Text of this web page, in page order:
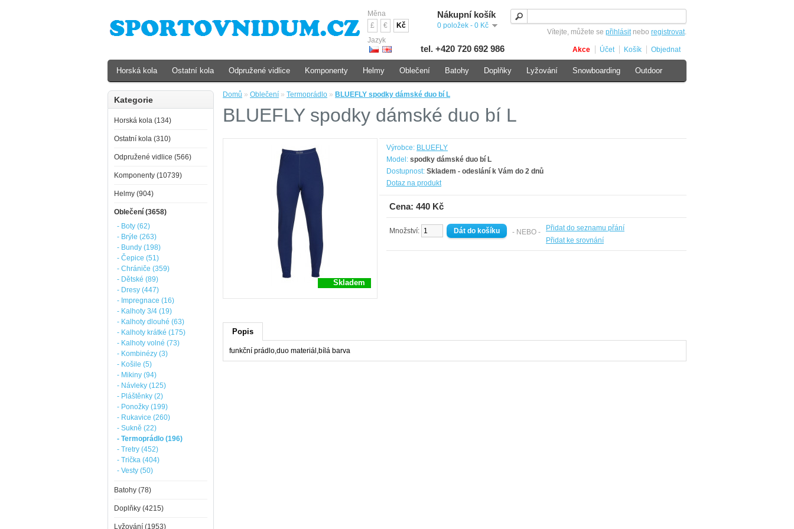
Jazyk
Měna
£
€ Kč
Nákupní košík
0 položek - 0 Kč
Vítejte, můžete se přihlásitnebo registrovat.
tel. +420 720 692 986 Akce Účet Košík Objednat
Domů » Oblečení » Termoprádlo » BLUEFLY spodky dámské duo bí L
BLUEFLY spodky dámské duo bí L
Skladem
Výrobce: BLUEFLY
Model: spodky dámské duo bí L
Dostupnost: Skladem - odeslání k Vám do 2 dnů
Dotaz na produkt
Cena: 440 Kč
Množství: - NEBO -
Přidat do seznamu přání
Přidat ke srovnání
Popis
funkční prádlo,duo materiál,bílá barva
Kategorie
Horská kola (134)
Ostatní kola (310)
Odpružené vidlice (566)
Komponenty (10739)
Helmy (904)
Oblečení (3658)
- Boty (62)
- Brýle (263)
- Bundy (198)
- Čepice (51)
- Chrániče (359)
- Dětské (89)
- Dresy (447)
- Impregnace (16)
- Kalhoty 3/4 (19)
- Kalhoty dlouhé (63)
- Kalhoty krátké (175)
- Kalhoty volné (73)
- Kombinézy (3)
- Košile (5)
- Mikiny (94)
- Návleky (125)
- Pláštěnky (2)
- Ponožky (199)
- Rukavice (260)
- Sukně (22)
- Termoprádlo (196)
- Tretry (452)
- Trička (404)
- Vesty (50)
Batohy (78)
Doplňky (4215)
Lyžování (1953)
Horská kola Ostatní kola Odpružené vidlice Komponenty Helmy Oblečení Batohy Doplňky Lyžování Snowboarding Outdoor